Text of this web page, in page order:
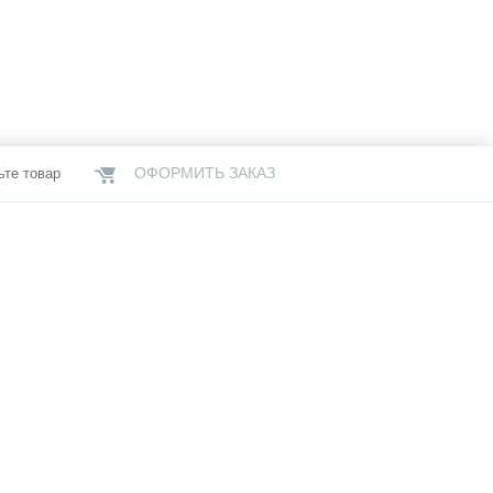
товар ОФОРМИТЬ ЗАКАЗ